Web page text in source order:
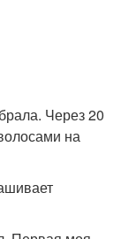
Через 20
на